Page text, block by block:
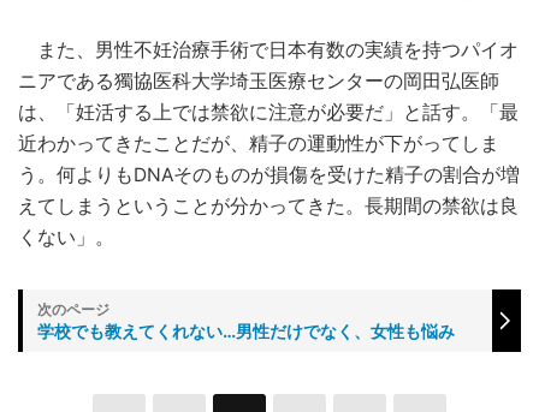
また、男性不妊治療手術で日本有数の実績を持つパイオ
ニアである獨協医科大学埼玉医療センターの岡田弘医師
は、「妊活する上では禁欲に注意が必要だ」と話す。「最
近わかってきたことだが、精子の運動性が下がってしま
う。何よりもDNAそのものが損傷を受けた精子の割合が増
えてしまうということが分かってきた。長期間の禁欲は良
くない」。
学校でも教えてくれない…男性だけでなく、女性も悩み